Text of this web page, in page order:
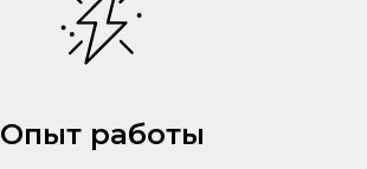
Опыт работы